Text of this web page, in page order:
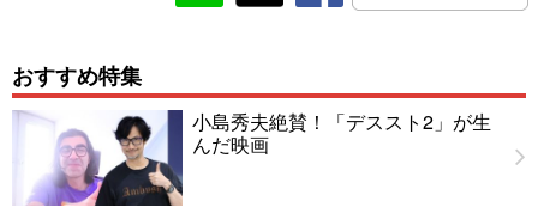
おすすめ特集
小島秀夫絶賛！「デススト2」が生
んだ映画